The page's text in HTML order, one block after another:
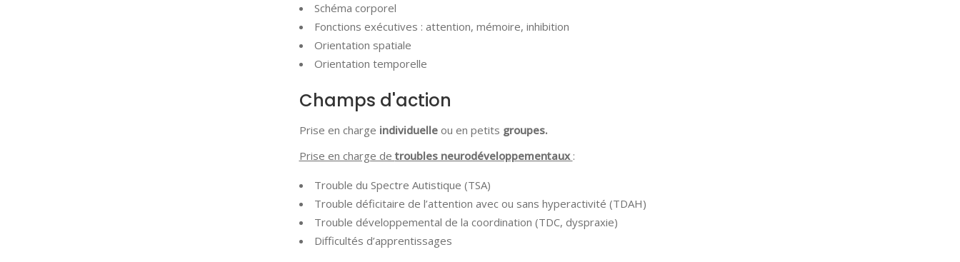
Schéma corporel
Fonctions exécutives : attention, mémoire, inhibition
Orientation spatiale
Orientation temporelle
Champs d'action
Prise en charge individuelleou en petits groupes.
Prise en charge de troubles neurodéveloppementaux :
Trouble du Spectre Autistique (TSA)
Trouble déficitaire de l’attention avec ou sans hyperactivité (TDAH)
Trouble développemental de la coordination (TDC, dyspraxie)
Difficultés d’apprentissages